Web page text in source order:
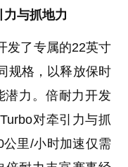
与抓地力
发了专属的22英寸
规格，以释放保时
潜力。倍耐力开发
对牵引力与抓
里/小时加速仅需